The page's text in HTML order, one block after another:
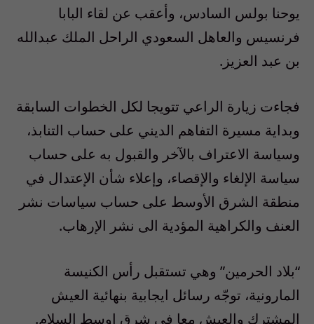
يوحنا بولس السادس، وأعقب عن لقاء البابا
فرنسيس والعاهل السعودي الراحل الملك عبدالله
بن عبد العزيز.
فجاءت زيارة الراعي تتويجا لكل الخطوات السابقة
وبداية مسيرة التفاهم الديني على حساب التنابذ،
وسياسة الاعتراف بالآخر والقبول به على حساب
سياسة الإلغاء والإقصاء، وإعلاء شأن الإعتدال في
منطقة الشرق الأوسط على حساب سياسات نشر
العنف والكراهية المؤدية الى نشر الإرهاب.
“بلاد الحرمين” وهي تستقبل رأس الكنيسة
المارونية، توجّه رسائل ايجابية بنهائية العيش
المشترك والعيش معا في شرق اوسط السلام.